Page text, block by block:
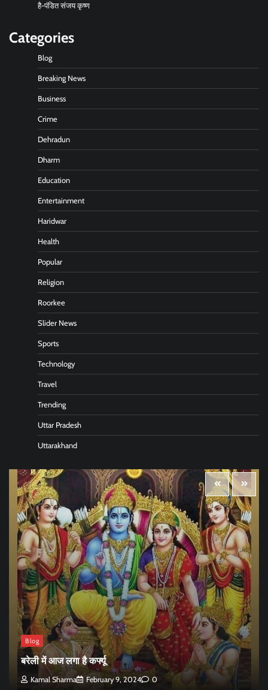
है-पंडित संजय कृष्ण
Categories
Blog
Breaking News
Business
Crime
Dehradun
Dharm
Education
Entertainment
Haridwar
Health
Popular
Religion
Roorkee
Slider News
Sports
Technology
Travel
Trending
Uttar Pradesh
Uttarakhand
Blog
बरेली में आज लगा है कर्फ्यू
Kamal Sharma February 9, 2024 0